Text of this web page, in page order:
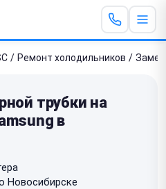
/ Ремонт холодильников /
трубки на
в
Новосибирске